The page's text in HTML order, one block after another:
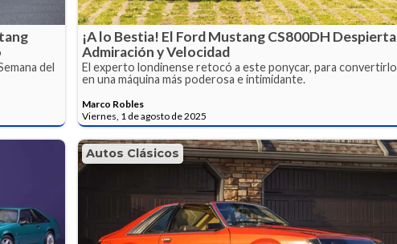
del
¡A lo Bestia! El Ford Mustang CS800DH Despierta
Admiración y Velocidad
El experto londinense retocó a este ponycar, para convertirlo
en una máquina más poderosa e intimidante.
Marco Robles
Viernes, 1 de agosto de 2025
Autos Clásicos